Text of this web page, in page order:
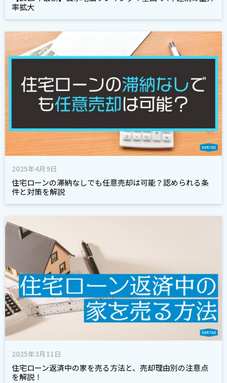
率拡大
2025年4月9日
住宅ローンの滞納なしでも任意売却は可能？認められる条
件と対策を解説
2025年3月11日
住宅ローン返済中の家を売る方法と、売却理由別の注意点
を解説！